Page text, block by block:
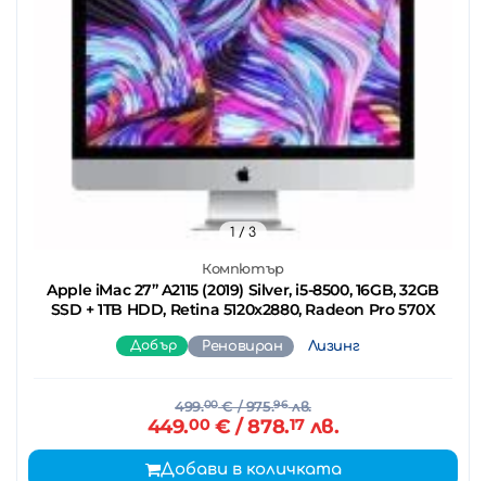
Компютър
Apple iMac 27’’ A2115 (2019) Silver, i5-8500, 16GB, 32GB
SSD + 1TB HDD, Retina 5120x2880, Radeon Pro 570X
1 / 3
Добър Реновиран Лизинг
499.00€/ 975.96лв.
449.00€ / 878.17лв.
Добави в количката